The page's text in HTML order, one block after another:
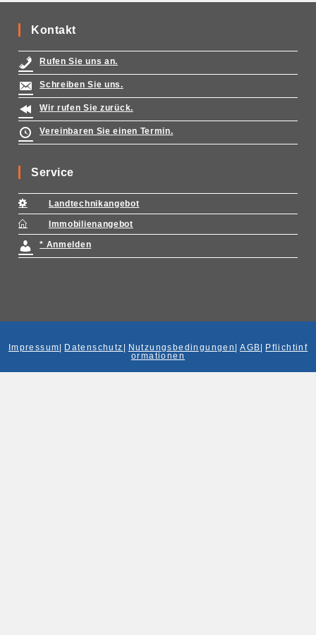
Kontakt
Rufen Sie uns an.
Schreiben Sie uns.
Wir rufen Sie zurück.
Vereinbaren Sie einen Termin.
Service
Landtechnikangebot
Immobilienangebot
* Anmelden
Impressum Datenschutz Nutzungsbedingungen |AGB
Pflichtinf
ormationen